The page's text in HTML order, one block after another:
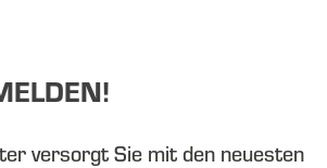
versorgt Sie mit den neuesten